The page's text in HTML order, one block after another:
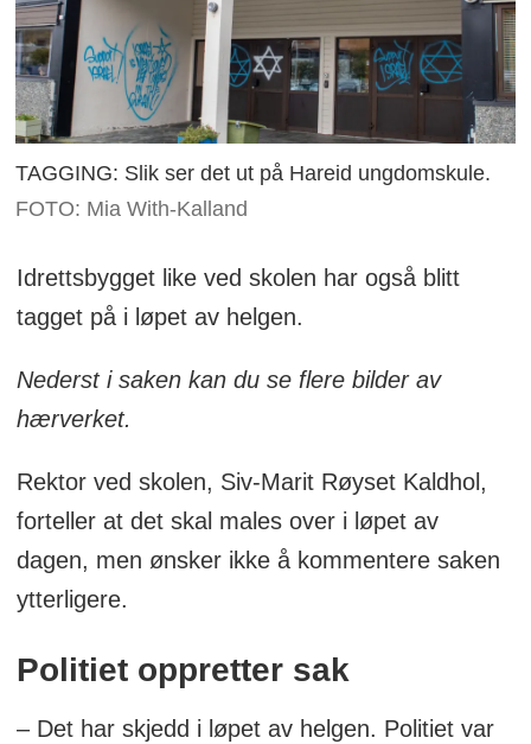
TAGGING: Slik ser det ut på Hareid ungdomskule.
FOTO: Mia With-Kalland
Idrettsbygget like ved skolen har også blitt
tagget på i løpet av helgen.
Nederst i saken kan du se flere bilder av
hærverket.
Rektor ved skolen, Siv-Marit Røyset Kaldhol,
forteller at det skal males over i løpet av
dagen, men ønsker ikke å kommentere saken
ytterligere.
Politiet oppretter sak
– Det har skjedd i løpet av helgen. Politiet var